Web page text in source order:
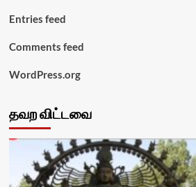
Entries feed
Comments feed
WordPress.org
தவற விட்டவை